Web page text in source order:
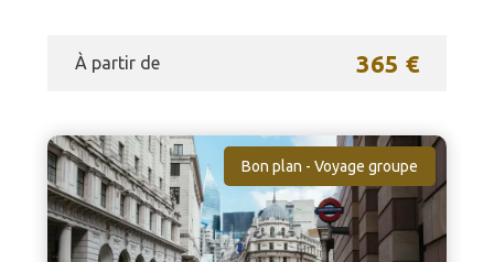
À partir de 365 €
Bon plan - Voyage groupe